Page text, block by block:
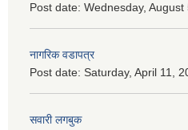
Post date: Wednesday,
नागरिक वडापत्र
Post date: Saturday, April 11,
सवारी लगबुक